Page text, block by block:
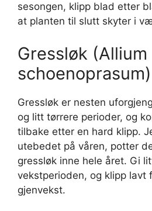
sesongen, klipp blad etter
at planten til slutt skyter i
Gressløk (Allium
schoenoprasum)
Gressløk er nesten
og litt tørrere perioder, og
tilbake etter en hard klipp.
utebedet på våren, potter
gressløk inne hele året. Gi
vekstperioden, og klipp lavt
gjenvekst.